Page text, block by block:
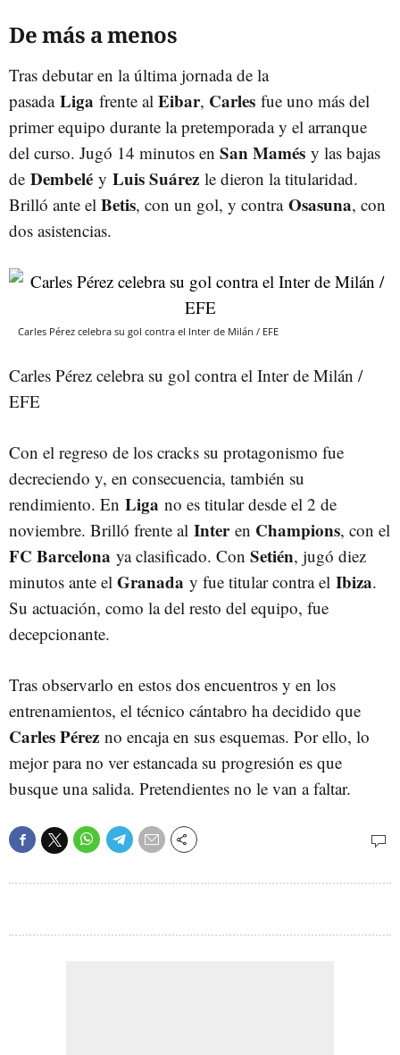
De más a menos
Tras debutar en la última jornada de la
pasada Liga frente al Eibar, Carles fue uno más del
primer equipo durante la pretemporada y el arranque
del curso. Jugó 14 minutos en San Mamés y las bajas
de Dembelé y Luis Suárez le dieron la titularidad.
Brilló ante el Betis, con un gol, y contra Osasuna, con
dos asistencias.
Carles Pérez celebra su gol contra el Inter de Milán / EFE
Carles Pérez celebra su gol contra el Inter de Milán /
EFE
Con el regreso de los cracks su protagonismo fue
decreciendo y, en consecuencia, también su
rendimiento. En Liga no es titular desde el 2 de
noviembre. Brilló frente al Inter en Champions, con el
FC Barcelona ya clasificado. Con Setién, jugó diez
minutos ante el Granada y fue titular contra el Ibiza.
Su actuación, como la del resto del equipo, fue
decepcionante.
Tras observarlo en estos dos encuentros y en los
entrenamientos, el técnico cántabro ha decidido que
Carles Pérez no encaja en sus esquemas. Por ello, lo
mejor para no ver estancada su progresión es que
busque una salida. Pretendientes no le van a faltar.